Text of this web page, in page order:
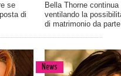
se
di
Bella Thorne
ventilando la
di matrimonio da parte
News